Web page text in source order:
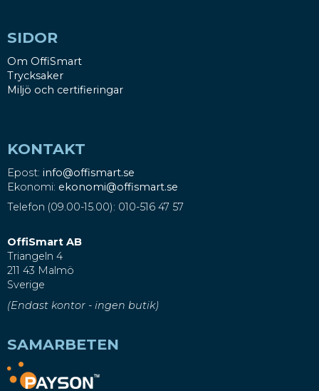
SIDOR
Om OffiSmart
Trycksaker
Miljö och certifieringar
KONTAKT
Epost: info@offismart.se
Ekonomi: ekonomi@offismart.se
Telefon (09.00-15.00): 010-516 47 57
OffiSmart AB
Triangeln 4
211 43 Malmö
Sverige
(Endast kontor - ingen butik)
SAMARBETEN